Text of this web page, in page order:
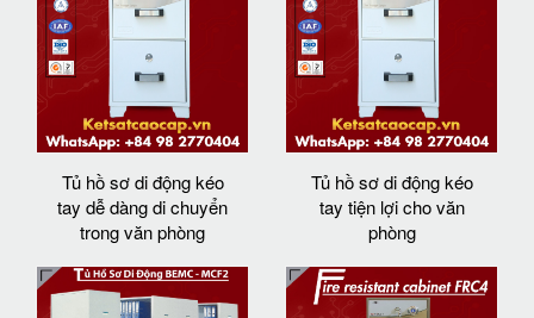
Tủ hồ sơ di động kéo
tay dễ dàng di chuyển
trong văn phòng
Tủ hồ sơ di động kéo
tay tiện lợi cho văn
phòng